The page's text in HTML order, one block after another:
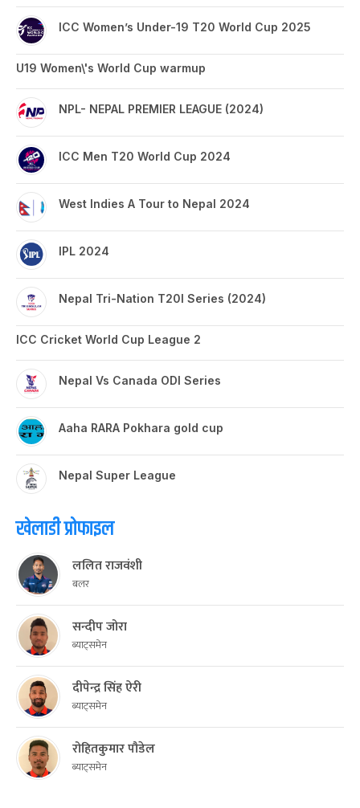
ICC Women’s Under-19 T20 World Cup 2025
U19 Women\'s World Cup warmup
NPL- NEPAL PREMIER LEAGUE (2024)
ICC Men T20 World Cup 2024
West Indies A Tour to Nepal 2024
IPL 2024
Nepal Tri-Nation T20I Series (2024)
ICC Cricket World Cup League 2
Nepal Vs Canada ODI Series
Aaha RARA Pokhara gold cup
Nepal Super League
खेलाडी प्रोफाइल
ललित राजवंशी
बलर
सन्दीप जोरा
ब्याट्समेन
दीपेन्द्र सिंह ऐरी
ब्याट्समेन
रोहितकुमार पौडेल
ब्याट्समेन